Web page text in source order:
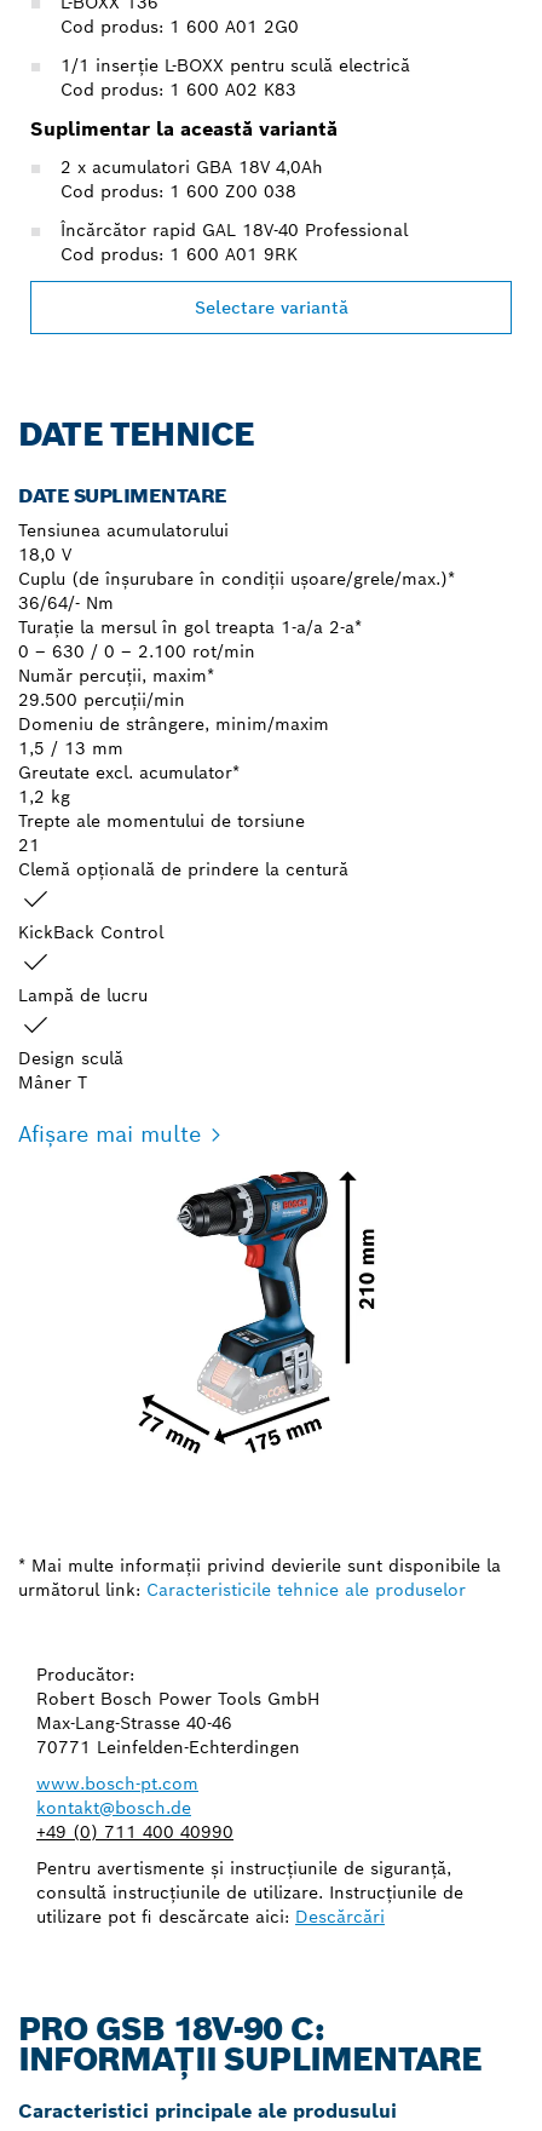
Cod produs: 1 600 A01 2G0
1/1 inserţie L-BOXX pentru sculă electrică
Cod produs: 1 600 A02 K83
Suplimentar la această variantă
2 x acumulatori GBA 18V 4,0Ah
Cod produs: 1 600 Z00 038
Încărcător rapid GAL 18V-40 Professional
Cod produs: 1 600 A01 9RK
Selectare variantă
DATE TEHNICE
DATE SUPLIMENTARE
Tensiunea acumulatorului
18,0 V
Cuplu (de înşurubare în condiţii uşoare/grele/max.)*
36/64/- Nm
Turaţie la mersul în gol treapta 1-a/a 2-a*
0 – 630 / 0 – 2.100 rot/min
Număr percuţii, maxim*
29.500 percuţii/min
Domeniu de strângere, minim/maxim
1,5 / 13 mm
Greutate excl. acumulator*
1,2 kg
Trepte ale momentului de torsiune
21
Clemă opţională de prindere la centură
KickBack Control
Lampă de lucru
Design sculă
Mâner T
Afișare mai multe
* Mai multe informaţii privind devierile sunt disponibile la
următorul link: Caracteristicile tehnice ale produselor
Producător:
Robert Bosch Power Tools GmbH
Max-Lang-Strasse 40-46
70771 Leinfelden-Echterdingen
www.bosch-pt.com
kontakt@bosch.de
+49 (0) 711 400 40990
Pentru avertismente şi instrucţiunile de siguranţă,
consultă instrucţiunile de utilizare. Instrucţiunile de
utilizare pot fi descărcate aici: Descărcări
PRO GSB 18V-90 C:
INFORMAȚII SUPLIMENTARE
Caracteristici principale ale produsului